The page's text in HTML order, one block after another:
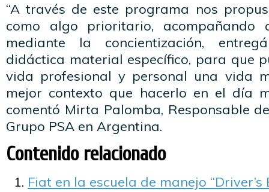
“A través de este programa nos
como algo prioritario, acompañando
mediante la concientización,
didáctica material específico, para que
vida profesional y personal una vida
mejor contexto que hacerlo en el día
comentó Mirta Palomba, Responsable
Grupo PSA en Argentina.
Contenido relacionado
Fiat en la escuela de manejo “Driver’s